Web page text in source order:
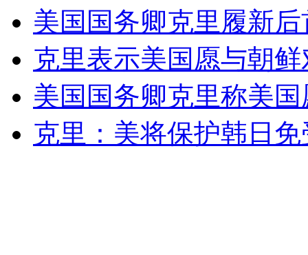
外交部：反对强权政治霸凌主义
外交部：有关国家言论片面不公正
安徽一实载49人客车翻车
美国国务卿克里履新
克里表示美国愿与朝鲜
美国国务卿克里称美
克里：美将保护韩日